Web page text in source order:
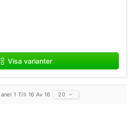
Visa varianter
1 Till 16 Av 16 20